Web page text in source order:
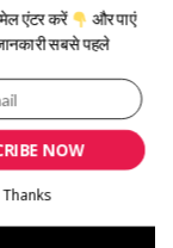
इलाज – Dr.
NOW
एंटर करें
और पाएं
सबसे पहले